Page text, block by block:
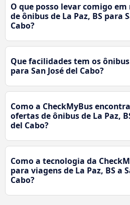
O que posso levar comigo
de ônibus de La Paz, BS para
Cabo?
Que facilidades tem os ônibus
para San José del Cabo?
Como a CheckMyBus
ofertas de ônibus de La Paz,
del Cabo?
Como a tecnologia da
para viagens de La Paz, BS a
Cabo?